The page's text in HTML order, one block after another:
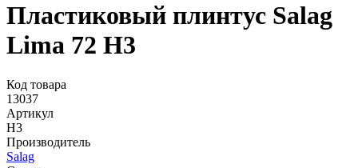
Пластиковый плинтус Salag
Lima 72 H3
Код товара
13037
Артикул
H3
Производитель
Salag